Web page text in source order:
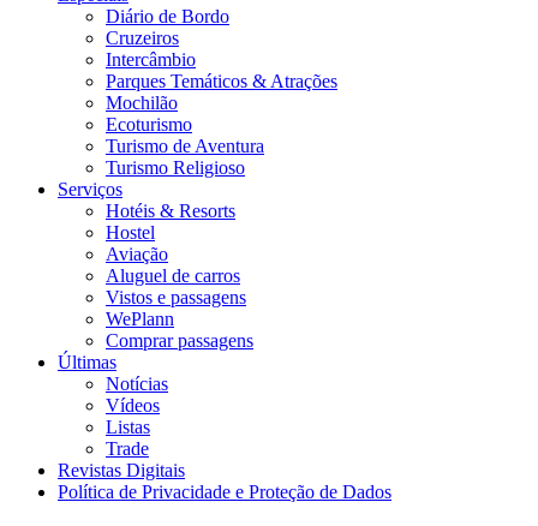
Diário de Bordo
Cruzeiros
Intercâmbio
Parques Temáticos & Atrações
Mochilão
Ecoturismo
Turismo de Aventura
Turismo Religioso
Serviços
Hotéis & Resorts
Hostel
Aviação
Aluguel de carros
Vistos e passagens
WePlann
Comprar passagens
Últimas
Notícias
Vídeos
Listas
Trade
Revistas Digitais
Política de Privacidade e Proteção de Dados